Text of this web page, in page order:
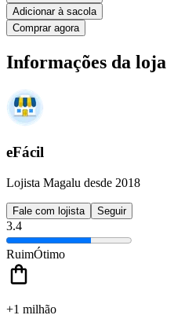
Adicionar à sacola
Comprar agora
Informações da loja
eFácil
Lojista Magalu desde 2018
Fale com lojista Seguir
3.4
RuimÓtimo
+1 milhão